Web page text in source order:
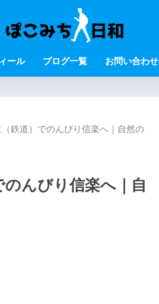
ール ブログ一覧 お問い合わせ
（鉄道）でのんびり信楽へ｜自然の
のんびり信楽へ｜自